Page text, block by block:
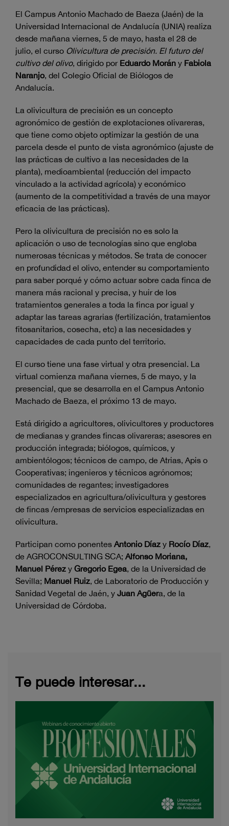
El Campus Antonio Machado de Baeza (Jaén) de la
Universidad Internacional de Andalucía (UNIA) realiza
desde mañana viernes, 5 de mayo, hasta el 28 de
julio, el curso Olivicultura de precisión. El futuro del
cultivo del olivo, dirigido por Eduardo Morán y Fabiola
Naranjo, del Colegio Oficial de Biólogos de
Andalucía.
La olivicultura de precisión es un concepto
agronómico de gestión de explotaciones olivareras,
que tiene como objeto optimizar la gestión de una
parcela desde el punto de vista agronómico (ajuste de
las prácticas de cultivo a las necesidades de la
planta), medioambiental (reducción del impacto
vinculado a la actividad agrícola) y económico
(aumento de la competitividad a través de una mayor
eficacia de las prácticas).
Pero la olivicultura de precisión no es solo la
aplicación o uso de tecnologías sino que engloba
numerosas técnicas y métodos. Se trata de conocer
en profundidad el olivo, entender su comportamiento
para saber porqué y cómo actuar sobre cada finca de
manera más racional y precisa, y huir de los
tratamientos generales a toda la finca por igual y
adaptar las tareas agrarias (fertilización, tratamientos
fitosanitarios, cosecha, etc) a las necesidades y
capacidades de cada punto del territorio.
El curso tiene una fase virtual y otra presencial. La
virtual comienza mañana viernes, 5 de mayo, y la
presencial, que se desarrolla en el Campus Antonio
Machado de Baeza, el próximo 13 de mayo.
Está dirigido a agricultores, olivicultores y productores
de medianas y grandes fincas olivareras; asesores en
producción integrada; biólogos, químicos, y
ambientólogos; técnicos de campo, de Atrias, Apis o
Cooperativas; ingenieros y técnicos agrónomos;
comunidades de regantes; investigadores
especializados en agricultura/olivicultura y gestores
de fincas /empresas de servicios especializadas en
olivicultura.
Participan como ponentes Antonio Díaz y Rocío Díaz,
de AGROCONSULTING SCA; Alfonso Moriana,
Manuel Pérez y Gregorio Egea, de la Universidad de
Sevilla; Manuel Ruiz, de Laboratorio de Producción y
Sanidad Vegetal de Jaén, y Juan Agüera, de la
Universidad de Córdoba.
Te puede interesar...